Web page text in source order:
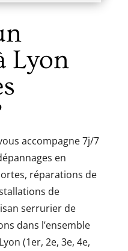
Lyon
accompagne 7j/7
en
réparations de
de
serrurier de
dans l’ensemble
(1er, 2e, 3e, 4e,